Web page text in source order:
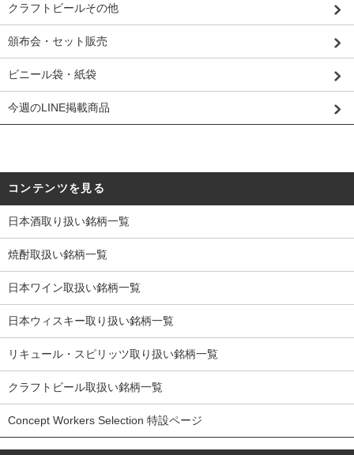
クラフトビールその他
頒布会・セット販売
ビニール袋・紙袋
今週のLINE掲載商品
コンテンツを見る
日本酒取り扱い銘柄一覧
焼酎取扱い銘柄一覧
日本ワイン取扱い銘柄一覧
日本ウィスキー取り扱い銘柄一覧
リキュール・スピリッツ取り扱い銘柄一覧
クラフトビール取扱い銘柄一覧
Concept Workers Selection 特設ページ